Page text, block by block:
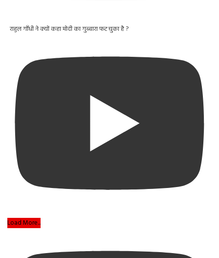
राहुल गाँधी ने क्यों कहा मोदी का गुब्बारा फट चुका है ?
Load More...